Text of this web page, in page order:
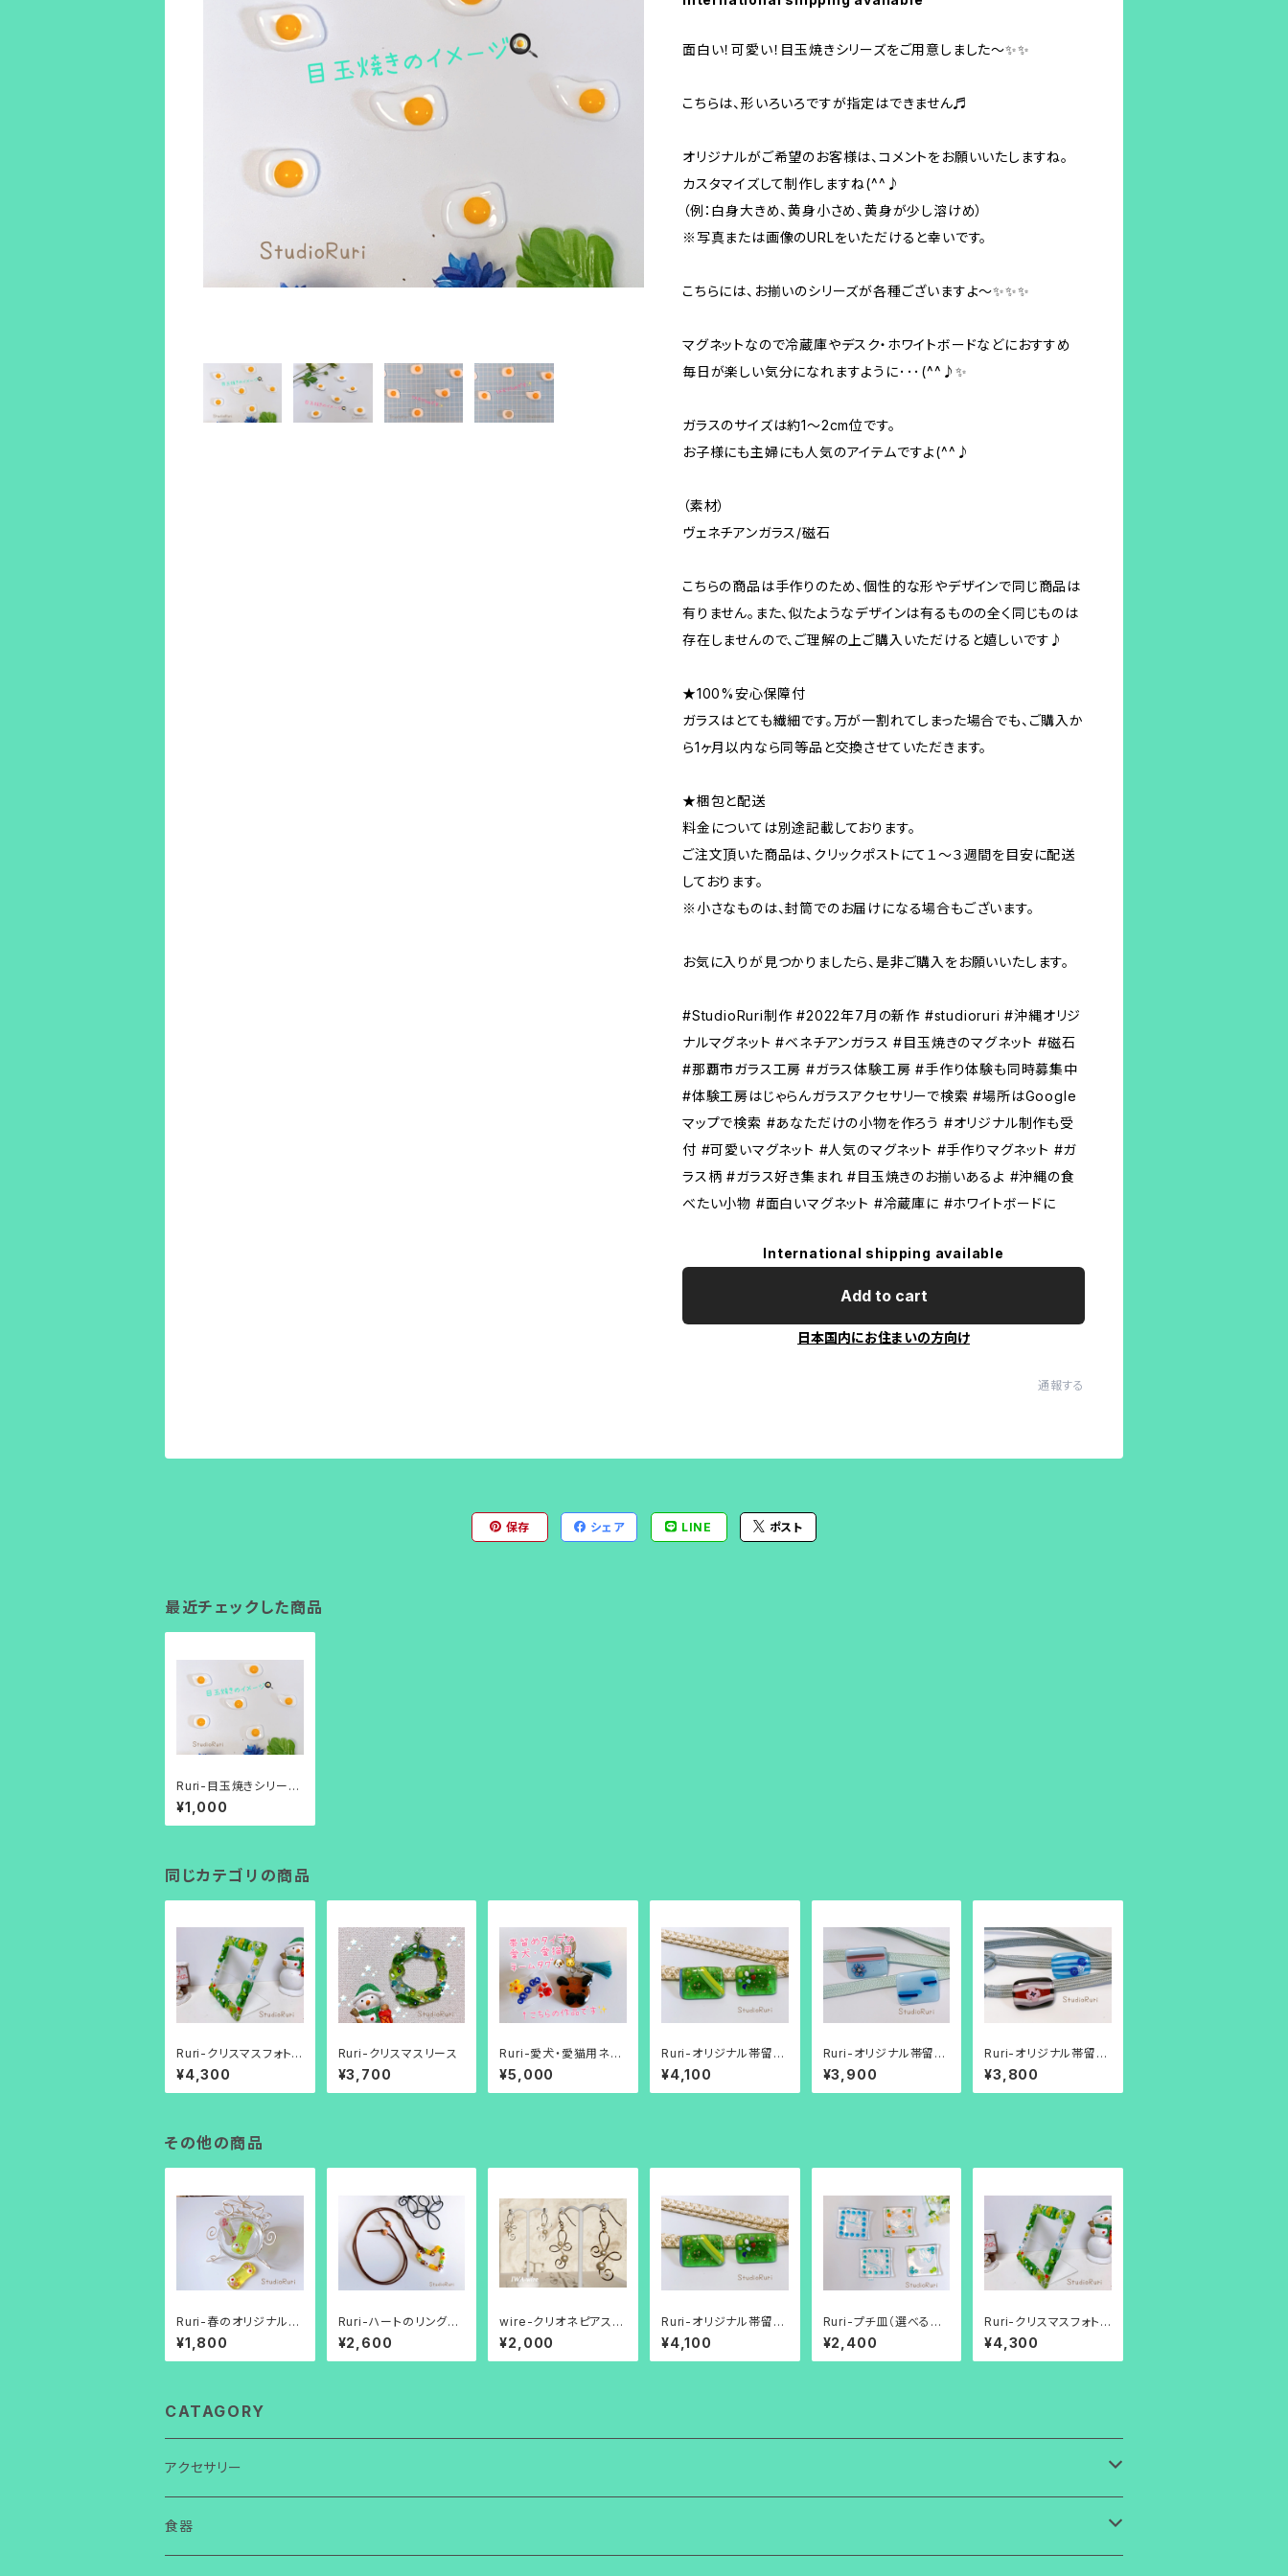
面白い！可愛い！目玉焼きシリーズをご用意しました～✨✨
こちらは、形いろいろですが指定はできません♬
オリジナルがご希望のお客様は、コメントをお願いいたしますね。
カスタマイズして制作しますね(^^♪
（例：白身大きめ、黄身小さめ、黄身が少し溶けめ）
※写真または画像のURLをいただけると幸いです。
こちらには、お揃いのシリーズが各種ございますよ～✨✨✨
マグネットなので冷蔵庫やデスク・ホワイトボードなどにおすすめ
毎日が楽しい気分になれますように･･･(^^♪✨
ガラスのサイズは約1～2cm位です。
お子様にも主婦にも人気のアイテムですよ(^^♪
（素材）
ヴェネチアンガラス/磁石
こちらの商品は手作りのため、個性的な形やデザインで同じ商品は
有りません。また、似たようなデザインは有るものの全く同じものは
存在しませんので、ご理解の上ご購入いただけると嬉しいです♪
★100%安心保障付
ガラスはとても繊細です。万が一割れてしまった場合でも、ご購入か
ら1ヶ月以内なら同等品と交換させていただきます。
★梱包と配送
料金については別途記載しております。
ご注文頂いた商品は、クリックポストにて１～３週間を目安に配送
しております。
※小さなものは、封筒でのお届けになる場合もございます。
お気に入りが見つかりましたら、是非ご購入をお願いいたします。
#StudioRuri制作 #2022年7月の新作 #studioruri #沖縄オリジ
ナルマグネット #ベネチアンガラス #目玉焼きのマグネット #磁石
#那覇市ガラス工房 #ガラス体験工房 #手作り体験も同時募集中
#体験工房はじゃらんガラスアクセサリーで検索 #場所はGoogle
マップで検索 #あなただけの小物を作ろう #オリジナル制作も受
付 #可愛いマグネット #人気のマグネット #手作りマグネット #ガ
ラス柄 #ガラス好き集まれ #目玉焼きのお揃いあるよ #沖縄の食
べたい小物 #面白いマグネット #冷蔵庫に #ホワイトボードに
International shipping available
Add to cart
日本国内にお住まいの方向け
通報する
保存 シェア LINE ポスト
最近チェックした商品
Ruri-目玉焼きシリーズ
（マグネット）
¥1,000
同じカテゴリの商品
Ruri-クリスマスフォトフ
レーム
¥4,300
Ruri-クリスマスリース
¥3,700
Ruri-愛犬・愛猫用ネー
ムタグ（オーダー商品で
す！）
¥5,000
Ruri-オリジナル帯留め
（グリーン色の金箔入
り）
¥4,100
Ruri-オリジナル帯留め
（不透明ガラスの水色
柄）
¥3,900
Ruri-オリジナル帯留め
（横シマ模様）
¥3,800
その他の商品
Ruri-春のオリジナル箸
＆スプーン置き（ホワイ
ト桜バージョン）
¥1,800
Ruri-ハートのリングネ
ックレス（イエロー・ベ
ージュカラー）
¥2,600
wire-クリオネピアス
(選べる2色カラー)
¥2,000
Ruri-オリジナル帯留め
（グリーン色の金箔入
り）
¥4,100
Ruri-プチ皿（選べるク
リアガラス4色柄）
¥2,400
Ruri-クリスマスフォトフ
レーム
¥4,300
CATAGORY
アクセサリー
ネックレス
食器